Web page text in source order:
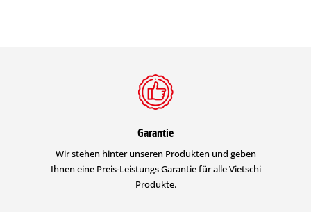
Garantie
Wir stehen hinter unseren Produkten und geben
Ihnen eine Preis-Leistungs Garantie für alle Vietschi
Produkte.